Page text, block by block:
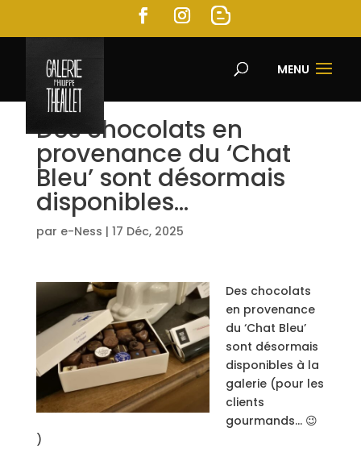
MENU
Des chocolats en
provenance du ‘Chat
Bleu’ sont désormais
disponibles…
par e-Ness | 17 Déc, 2025
Des chocolats
en provenance
du ‘Chat Bleu’
sont désormais
disponibles à la
galerie (pour les
clients
gourmands… 😉
)